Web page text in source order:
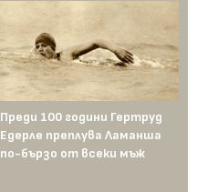
Преди 100 години Гертруд
Едерле преплува Ламанша
по-бързо от всеки мъж